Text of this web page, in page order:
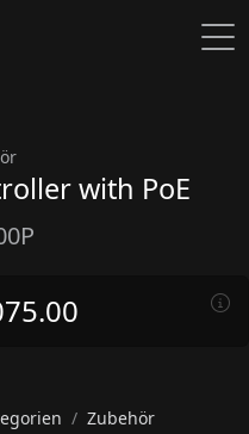
with PoE
Zubehör